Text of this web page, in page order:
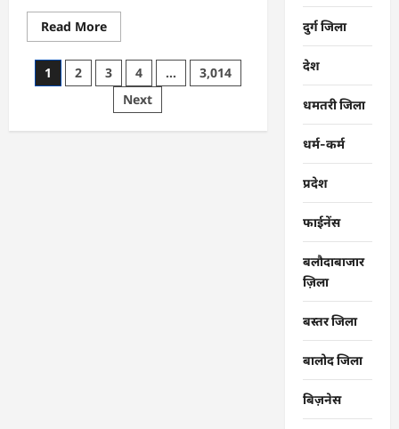
Read MoreRead
more
CG
:
समाज
एकजुटता
Posts
1 2 3 4 …
3,014
Next
दुर्ग जिला
देश
धमतरी जिला
धर्म-कर्म
प्रदेश
फाईनेंस
बलौदाबाजार
ज़िला
बस्तर जिला
बालोद जिला
बिज़नेस